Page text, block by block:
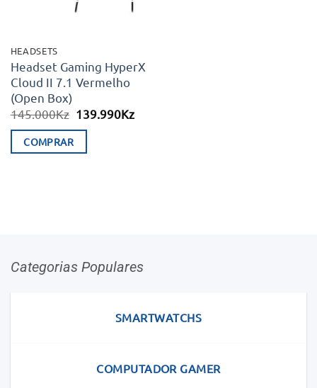
HEADSETS
Headset Gaming HyperX
Cloud II 7.1 Vermelho
(Open Box)
145.000Kz O
era:
139.990KzO
COMPRAR
Categorias Populares
SMARTWATCHS
COMPUTADOR GAMER